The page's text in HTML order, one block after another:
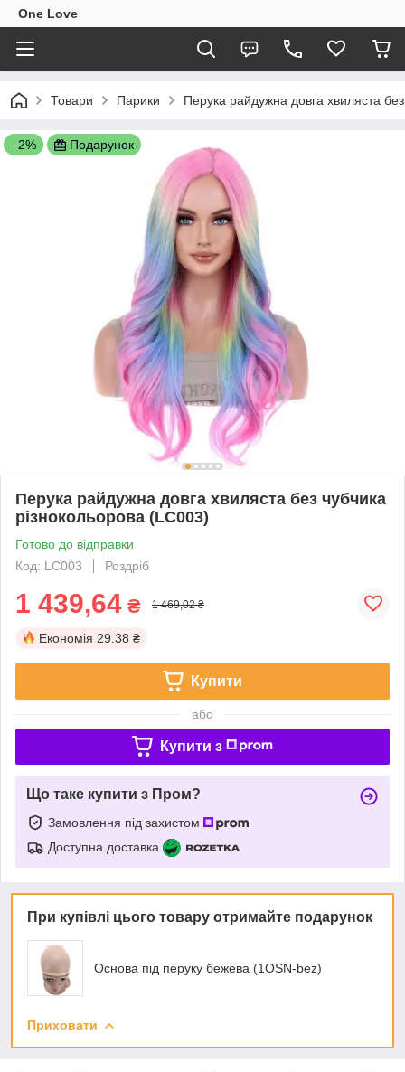
One Love
Товари Парики Перука райдужна довга хвиляста
–2% Подарунок
Перука райдужна довга хвиляста без чубчика
різнокольорова (LC003)
Готово до відправки
Код: LC003
Роздріб
1 439,64 ₴ 1 469,02 ₴
Економія 29.38 ₴
Купити
або
Купити з
Що таке купити з Пром?
Замовлення під захистом
Доступна доставка
При купівлі цього товару отримайте подарунок
Основа під перуку бежева (1OSN-bez)
Приховати